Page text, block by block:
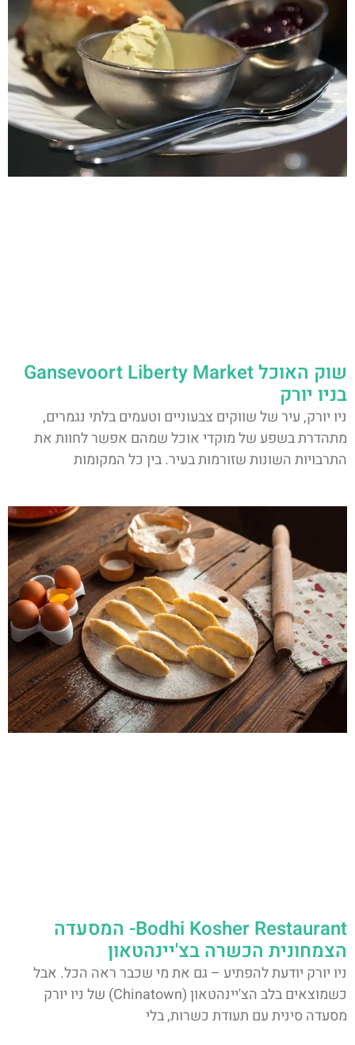
שוק האוכל Gansevoort Liberty Market
בניו יורק
ניו יורק, עיר של שווקים צבעוניים וטעמים בלתי נגמרים,
מתהדרת בשפע של מוקדי אוכל שמהם אפשר לחוות את
התרבויות השונות שזורמות בעיר. בין כל המקומות
Bodhi Kosher Restaurant- המסעדה
הצמחונית הכשרה בצ'יינהטאון
ניו יורק יודעת להפתיע – גם את מי שכבר ראה הכל. אבל
כשמוצאים בלב הצ'יינהטאון (Chinatown) של ניו יורק
מסעדה סינית עם תעודת כשרות, בלי